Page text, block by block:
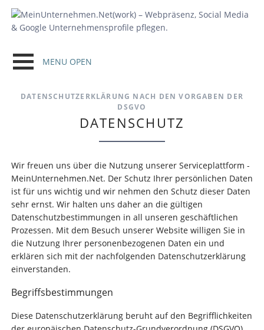
DATENSCHUTZERKLÄRUNG NACH DEN VORGABEN DER
DSGVO
DATENSCHUTZ
Wir freuen uns über die Nutzung unserer Serviceplattform -
MeinUnternehmen.Net. Der Schutz Ihrer persönlichen Daten
ist für uns wichtig und wir nehmen den Schutz dieser Daten
sehr ernst. Wir halten uns daher an die gültigen
Datenschutzbestimmungen in all unseren geschäftlichen
Prozessen. Mit dem Besuch unserer Website willigen Sie in
die Nutzung Ihrer personenbezogenen Daten ein und
erklären sich mit der nachfolgenden Datenschutzerklärung
einverstanden.
Begriffsbestimmungen
Diese Datenschutzerklärung beruht auf den Begrifflichkeiten